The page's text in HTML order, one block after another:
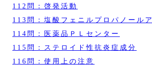
112問：啓発活動
113問：塩酸フェニルプロパノール
114問：医薬品ＰＬセンター
115問：ステロイド性抗炎症成分
116問：使用上の注意